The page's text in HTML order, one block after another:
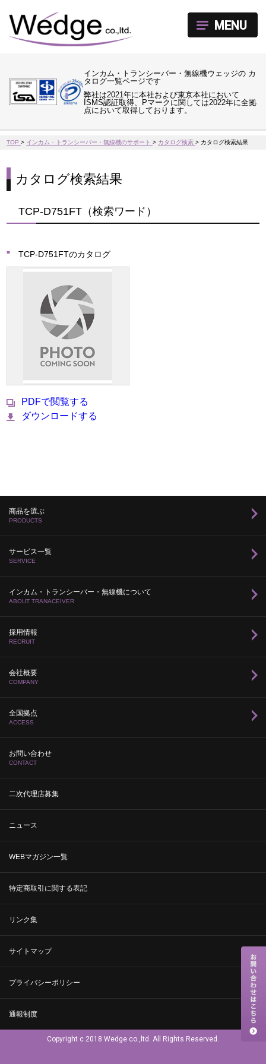
インカム・トランシーバー・無線機ウェッジの カ
タログ一覧ページです
弊社は2021年に本社および東京本社において
ISMS認証取得、Pマークに関しては2022年に全拠
点において取得しております。
MENU
TOP> インカム・トランシーバー・無線機のサポート> カタログ検索> カタログ検索結果
カタログ検索結果
TCP-D751FT（検索ワード）
TCP-D751FTのカタログ
PDFで閲覧する
ダウンロードする
商品を選ぶ
PRODUCTS
サービス一覧
SERVICE
インカム・トランシーバー・無線機について
ABOUT TRANACEIVER
採用情報
RECRUIT
会社概要
COMPANY
全国拠点
ACCESS
お問い合わせ
CONTACT
二次代理店募集
ニュース
WEBマガジン一覧
特定商取引に関する表記
リンク集
サイトマップ
プライバシーポリシー
通報制度
Copyright c 2018 Wedge co.,ltd. All Rights Reserved.